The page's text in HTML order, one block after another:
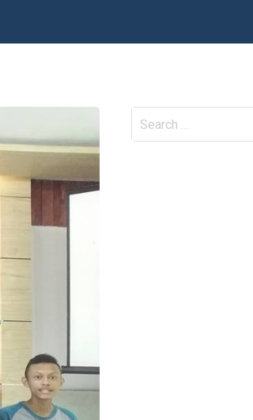
Search
for: